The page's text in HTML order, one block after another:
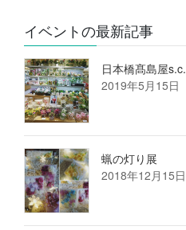
イベントの最新記事
日本橋髙島屋s.c.
2019年5月15日
蝋の灯り展
2018年12月15日